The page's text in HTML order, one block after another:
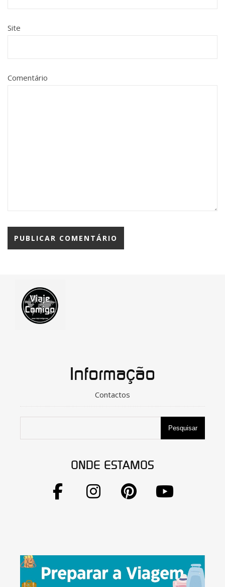
Site
Comentário
Informação
Contactos
Pesquisar
ONDE ESTAMOS